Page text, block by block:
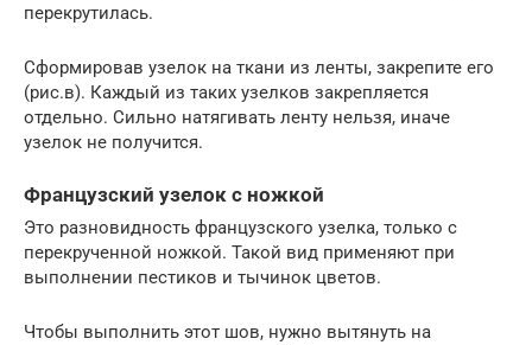
перекрутилась.
Сформировав узелок на ткани из ленты, закрепите его
(рис.в). Каждый из таких узелков закрепляется
отдельно. Сильно натягивать ленту нельзя, иначе
узелок не получится.
Французский узелок с ножкой
Это разновидность французского узелка, только с
перекрученной ножкой. Такой вид применяют при
выполнении пестиков и тычинок цветов.
Чтобы выполнить этот шов, нужно вытянуть на